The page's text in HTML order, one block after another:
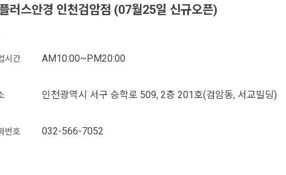
러스안경 인천검암점 (07월25일 신규오픈)
시간 AM10:00~PM20:00
인천광역시 서구 승학로 509, 2층 201호(검암동, 서교빌딩)
번호 032-566-7052